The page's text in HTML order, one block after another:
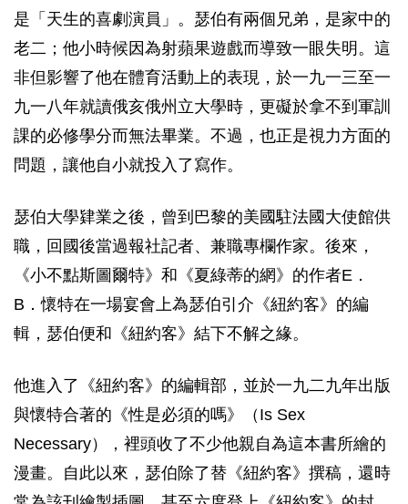
是「天生的喜劇演員」。瑟伯有兩個兄弟，是家中的
老二；他小時候因為射蘋果遊戲而導致一眼失明。這
非但影響了他在體育活動上的表現，於一九一三至一
九一八年就讀俄亥俄州立大學時，更礙於拿不到軍訓
課的必修學分而無法畢業。不過，也正是視力方面的
問題，讓他自小就投入了寫作。
瑟伯大學肄業之後，曾到巴黎的美國駐法國大使館供
職，回國後當過報社記者、兼職專欄作家。後來，
《小不點斯圖爾特》和《夏綠蒂的網》的作者E．
B．懷特在一場宴會上為瑟伯引介《紐約客》的編
輯，瑟伯便和《紐約客》結下不解之緣。
他進入了《紐約客》的編輯部，並於一九二九年出版
與懷特合著的《性是必須的嗎》（Is Sex
Necessary），裡頭收了不少他親自為這本書所繪的
漫畫。自此以來，瑟伯除了替《紐約客》撰稿，還時